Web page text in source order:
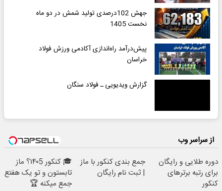
جهش 102درصدی تولید شمش در دو ماه
نخست 1405
پیش‌درآمد راه‌اندازی آکادمی ورزش فولاد
خراسان
گزارش ویدیویی ـ فولاد سنگان
از سراسر وب
دوره طلایی و رایگان
برای رتبه برترهای
کنکور
جمع بندی کنکور با ماز
| ثبت نام رایگان
🎓 کنکور ۱۴۰5؟ ماز
تابستون و تو یک هفتع
جمع میکنه 🏆